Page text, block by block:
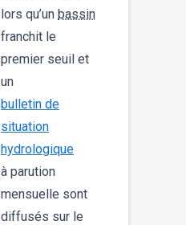
lors qu’un bassin
franchit le
premier seuil et
un
bulletin de
situation
hydrologique
à parution
mensuelle sont
diffusés sur le